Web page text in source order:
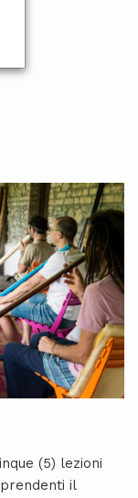
(5) lezioni
il